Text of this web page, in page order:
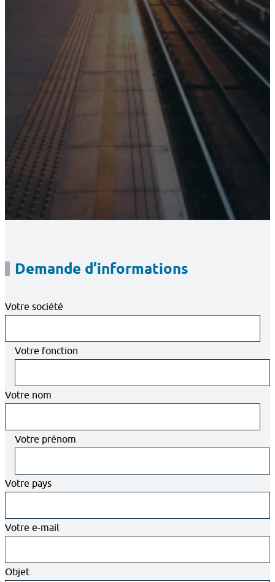
Demande d’informations
Votre société
Votre fonction
Votre nom
Votre prénom
Votre pays
Votre e-mail
Objet